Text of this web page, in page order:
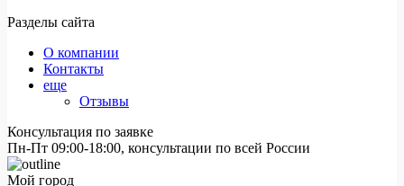
Разделы сайта
О компании
Контакты
еще
Отзывы
Консультация по заявке
Пн-Пт 09:00-18:00, консультации по всей России
Мой город